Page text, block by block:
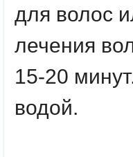
для волос
лечения
15-20
водой.